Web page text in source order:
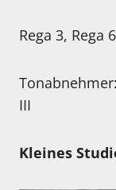
Rega 3, Rega
III
Kleines